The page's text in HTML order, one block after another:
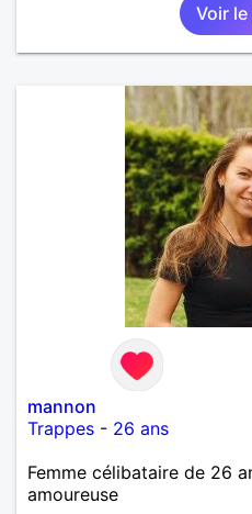
Voir
mannon
Trappes - 26 ans
Femme célibataire de 26
amoureuse